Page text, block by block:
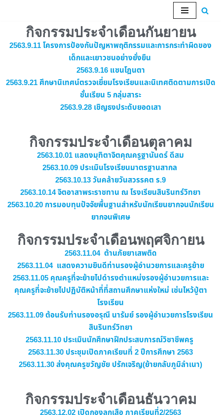
content
กิจกรรมประจำเดือนกันยายน
2563.9.11 โครงการป้องกันปัญหาพฤติกรรมและการกระทำผิดของ
เด็กและเยาวชนอย่างยั่งยืน
2563.9.16 แซนโฎนตา
2563.9.21 ศึกษานิเทศน์ตรวจเยี่ยมโรงเรียนและนิเทศติดตามการเปิด
ชั้นเรียน 5 กลุ่มสาระ
2563.9.28 เชิญธงประดับยอดเสา
กิจกรรมประจำเดือนตุลาคม
2563.10.01 แสดงมุทิตาจิตคุณครูฐานันดร์ ดีสม
2563.10.09 ประเมินโรงเรียนมาตรฐานสากล
2563.10.13 วันคล้ายวันสวรรคต ร.9
2563.10.14 จิตอาสาพระราชทาน ณ โรงเรียนสินรินทร์วิทยา
2563.10.20 การมอบทุนปัจจัยพื้นฐานสำหรับนักเรียนยากจนนักเรียน
ยากจนพิเศษ
กิจกรรมประจำเดือนพฤศจิกายน
2563.11.04 ต้านภัยยาเสพติด
2563.11.04 แสดงความยินดีท่านรองผู้อำนวยการและครูย้าย
2563.11.05 คุณครูที่จะย้ายไปดำรงตำแหน่งรองผู้อำนวยการและ
คุณครูที่จะย้ายไปปฏิบัติหน้าที่ที่สถานศึกษาแห่งใหม่ เซ่นไหว้ปู่ตา
โรงเรียน
2563.11.09 ต้อนรับท่านรองอรุณี นารัมย์ รองผู้อำนวยการโรงเรียน
สินรินทร์วิทยา
2563.11.10 ประเมินนักศึกษาฝึกประสบการณ์วิชาชีพครู
2563.11.30 ประชุมเปิดภาคเรียนที่ 2 ปีการศึกษา 2563
2563.11.30 ส่งคุณครูขวัญชัย ปรักเจริญ(ย้ายกลับภูมิลำเนา)
กิจกรรมประจำเดือนธันวาคม